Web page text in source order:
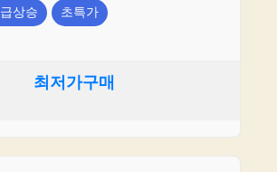
급상승 초특가
최저가구매